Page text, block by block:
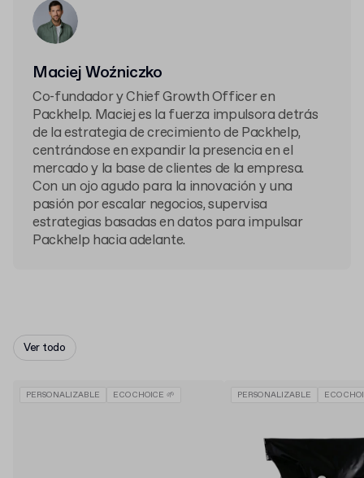
Maciej Woźniczko
Co-fundador y Chief Growth Officer en
Packhelp. Maciej es la fuerza impulsora detrás
de la estrategia de crecimiento de Packhelp,
centrándose en expandir la presencia en el
mercado y la base de clientes de la empresa.
Con un ojo agudo para la innovación y una
pasión por escalar negocios, supervisa
estrategias basadas en datos para impulsar
Packhelp hacia adelante.
Ver todo
PERSONALIZABLE ECO CHOICE 🌱 PERSONALIZABLE ECO